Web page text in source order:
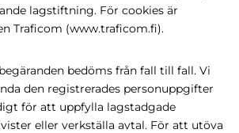
lagstiftning. För cookies är
Traficom (www.traficom.fi).
bedöms från fall till fall. Vi
den registrerades personuppgifter
för att uppfylla lagstadgade
eller verkställa avtal. För att utöva